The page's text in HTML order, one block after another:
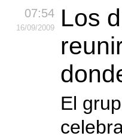
07:54
16/09/2009
Los
El